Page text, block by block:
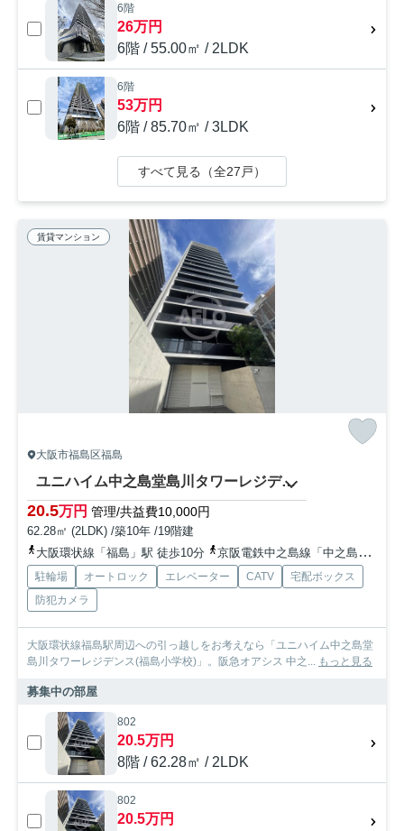
6階
26万円
6階 / 55.00㎡ / 2LDK
6階
53万円
6階 / 85.70㎡ / 3LDK
すべて見る（全27戸）
賃貸マンション
大阪市福島区福島
ユニハイム中之島堂島川タワーレジデンス(福島小学校)
20.5万円 管理/共益費10,000円
62.28㎡ (2LDK) /築10年 /19階建
大阪環状線「福島」駅 徒歩10分
京阪電鉄中之島線「中之島」駅 徒歩4分
駐輪場 オートロック エレベーター CATV
宅配ボックス
防犯カメラ
大阪環状線福島駅周辺への引っ越しをお考えなら「ユニハイム中之島堂
島川タワーレジデンス(福島小学校)」。阪急オアシス 中之... もっと見る
募集中の部屋
802
20.5万円
8階 / 62.28㎡ / 2LDK
802
20.5万円